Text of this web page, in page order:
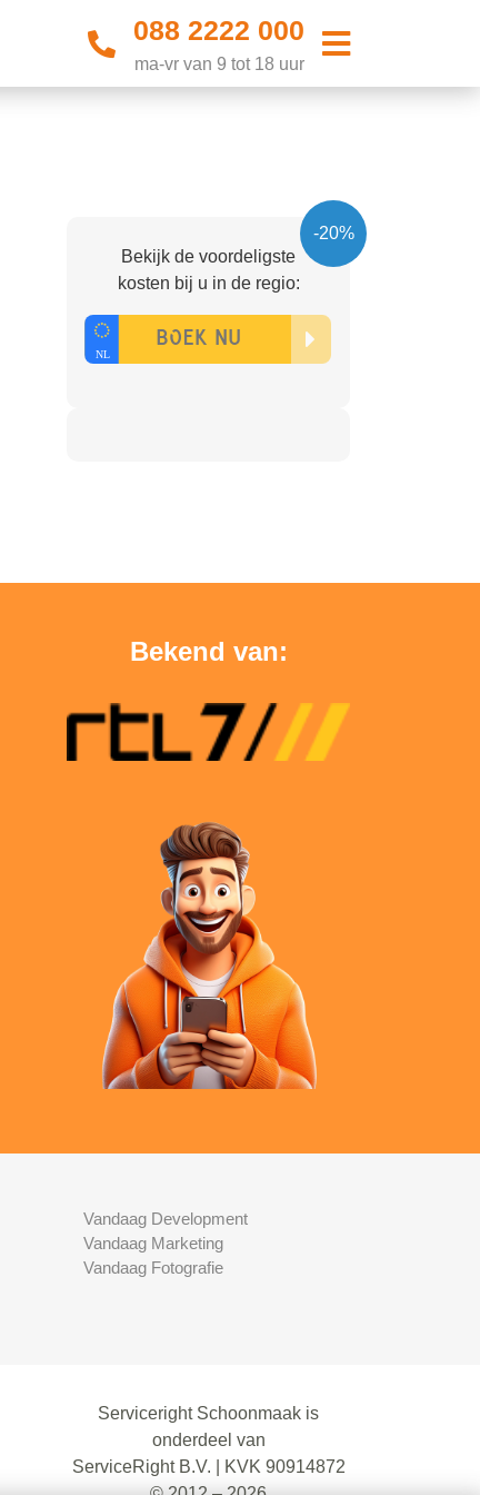
088 2222 000
ma-vr van 9 tot 18 uur
-20%
Bekijk de voordeligste
kosten bij u in de regio:
Bekend van:
Vandaag Development
Vandaag Marketing
Vandaag Fotografie
Serviceright Schoonmaak is
onderdeel van
ServiceRight B.V. | KVK 90914872